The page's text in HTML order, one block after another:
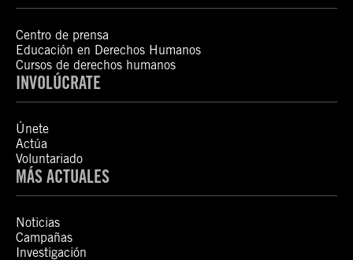
Centro de prensa
Educación en Derechos Humanos
Cursos de derechos humanos
INVOLÚCRATE
Únete
Actúa
Voluntariado
MÁS ACTUALES
Noticias
Campañas
Investigación